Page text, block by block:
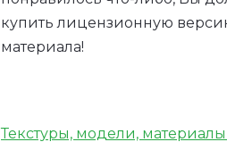
купить лицензионную
материала!
Текстуры, модели,